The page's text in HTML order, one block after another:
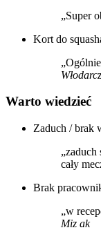
„Super
Kort do
Warto wiedzieć
Zaduch / brak
„zaduch
cały
Brak
„w
Miz ak